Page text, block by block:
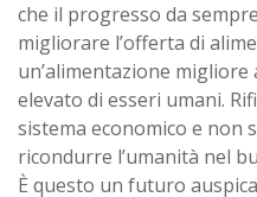
che il progresso da
migliorare l’offerta di
un’alimentazione
elevato di esseri umani.
sistema economico e non
ricondurre l’umanità nel
È questo un futuro